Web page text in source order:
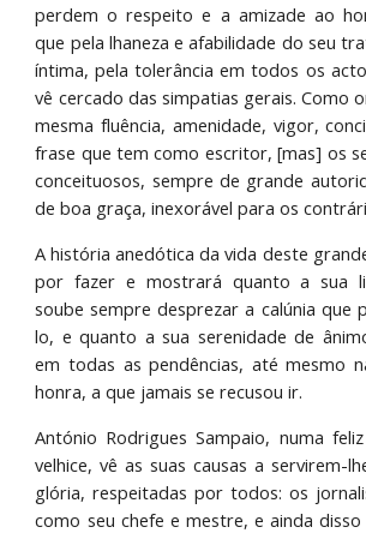
perdem o respeito e a amizade ao
que pela lhaneza e afabilidade do seu
íntima, pela tolerância em todos os
vê cercado das simpatias gerais. Como
mesma fluência, amenidade, vigor,
frase que tem como escritor, [mas] os
conceituosos, sempre de grande
de boa graça, inexorável para os
A história anedótica da vida deste
por fazer e mostrará quanto a sua
soube sempre desprezar a calúnia que
lo, e quanto a sua serenidade de
em todas as pendências, até mesmo
honra, a que jamais se recusou ir.
António Rodrigues Sampaio, numa
velhice, vê as suas causas a servirem-
glória, respeitadas por todos: os
como seu chefe e mestre, e ainda